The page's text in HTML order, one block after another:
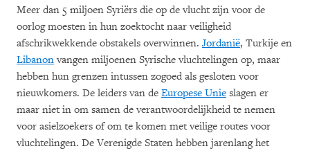
Meer dan 5 miljoen Syriërs die op de vlucht zijn voor de
oorlog moesten in hun zoektocht naar veiligheid
afschrikwekkende obstakels overwinnen. Jordanië, Turkije en
Libanonvangen miljoenen Syrische vluchtelingen op, maar
hebben hun grenzen intussen zogoed als gesloten voor
nieuwkomers. De leiders van de Europese Unie slagen er
maar niet in om samen de verantwoordelijkheid te nemen
voor asielzoekers of om te komen met veilige routes voor
vluchtelingen. De Verenigde Staten hebben jarenlang het